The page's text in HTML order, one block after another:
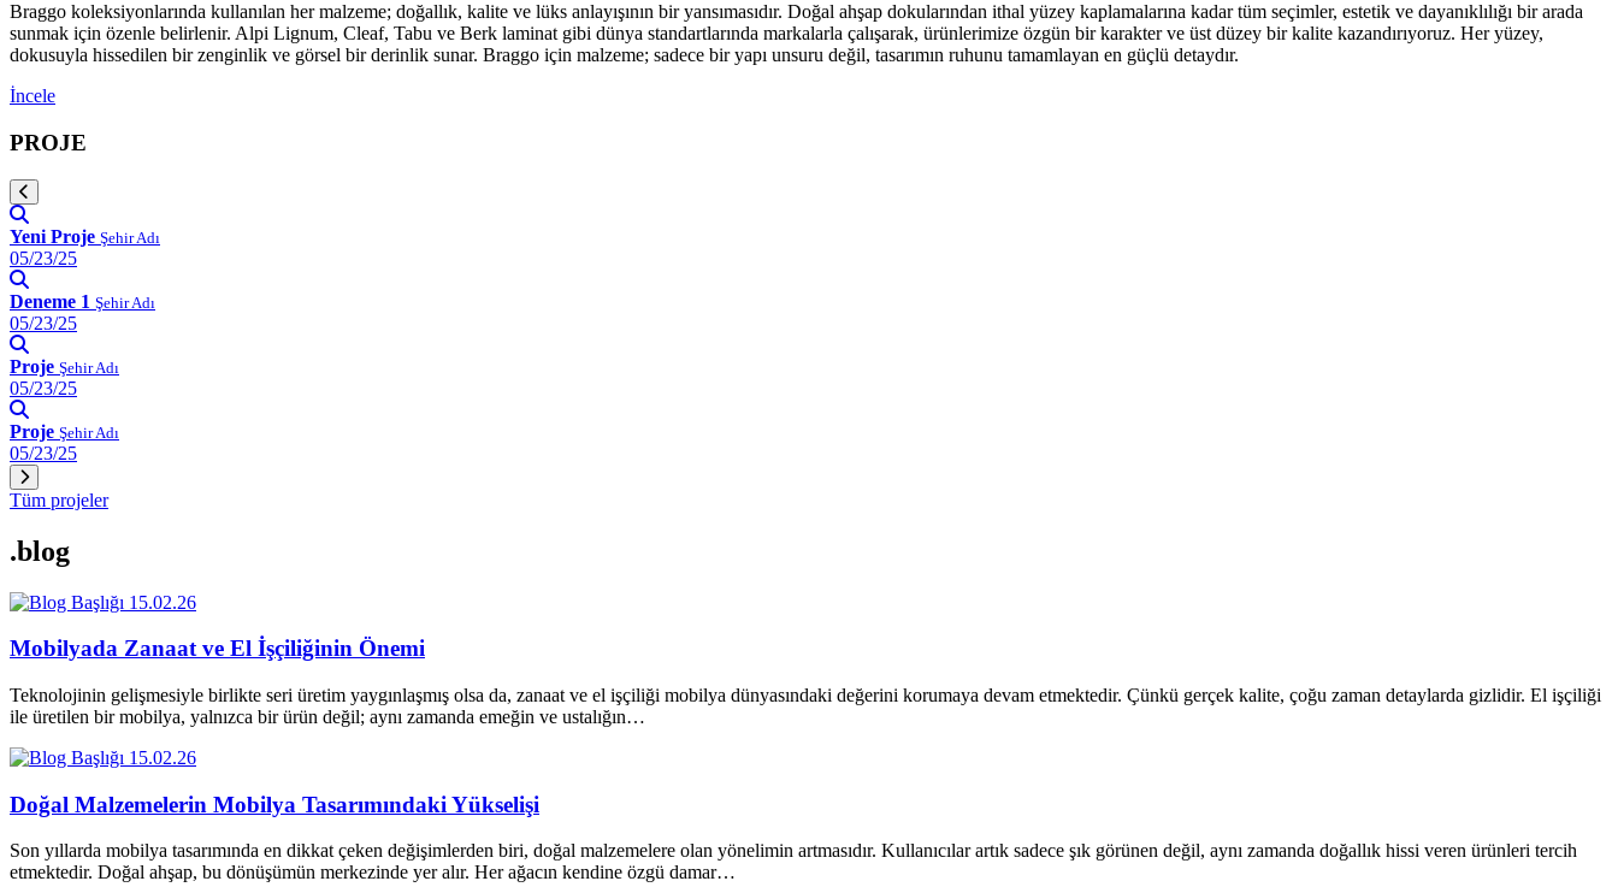
Braggo koleksiyonlarında kullanılan her malzeme; doğallık, kalite ve lüks anlayışının bir yansımasıdır. Doğal ahşap dokularından ithal yüzey kaplamalarına kadar tüm seçimler, estetik ve dayanıklılığı bir arada
sunmak için özenle belirlenir. Alpi Lignum, Cleaf, Tabu ve Berk laminat gibi dünya standartlarında markalarla çalışarak, ürünlerimize özgün bir karakter ve üst düzey bir kalite kazandırıyoruz. Her yüzey,
dokusuyla hissedilen bir zenginlik ve görsel bir derinlik sunar. Braggo için malzeme; sadece bir yapı unsuru değil, tasarımın ruhunu tamamlayan en güçlü detaydır.
İncele
PROJE
Yeni Proje Şehir Adı
05/23/25
Deneme 1 Şehir Adı
05/23/25
Proje Şehir Adı
05/23/25
Proje Şehir Adı
05/23/25
Tüm projeler
.blog
15.02.26
Mobilyada Zanaat ve El İşçiliğinin Önemi
Teknolojinin gelişmesiyle birlikte seri üretim yaygınlaşmış olsa da, zanaat ve el işçiliği mobilya dünyasındaki değerini korumaya devam etmektedir. Çünkü gerçek kalite, çoğu zaman detaylarda gizlidir. El işçiliği
ile üretilen bir mobilya, yalnızca bir ürün değil; aynı zamanda emeğin ve ustalığın…
15.02.26
Doğal Malzemelerin Mobilya Tasarımındaki Yükselişi
Son yıllarda mobilya tasarımında en dikkat çeken değişimlerden biri, doğal malzemelere olan yönelimin artmasıdır. Kullanıcılar artık sadece şık görünen değil, aynı zamanda doğallık hissi veren ürünleri tercih
etmektedir. Doğal ahşap, bu dönüşümün merkezinde yer alır. Her ağacın kendine özgü damar…